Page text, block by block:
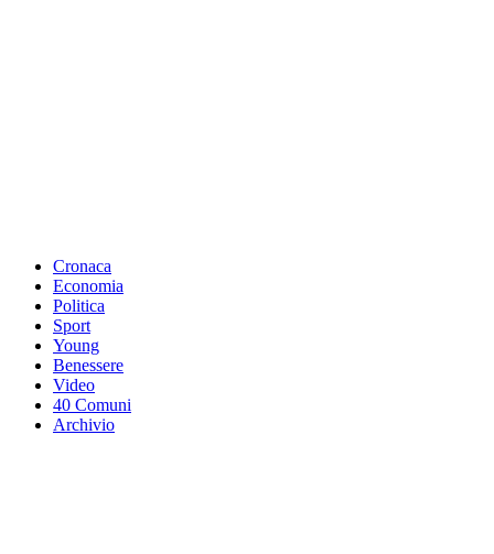
Cronaca
Economia
Politica
Sport
Young
Benessere
Video
40 Comuni
Archivio